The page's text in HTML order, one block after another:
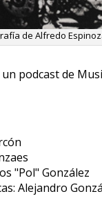
de Alfredo
un podcast de
"Pol" González
Alejandro